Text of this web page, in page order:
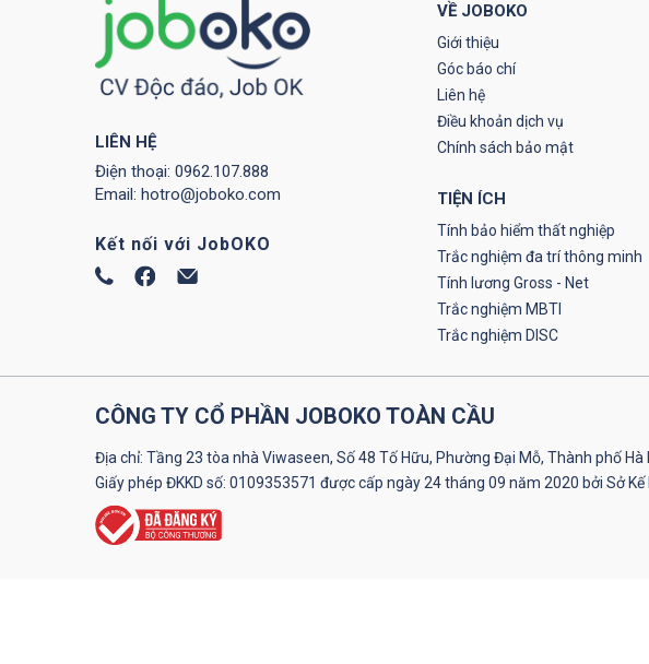
LIÊN HỆ
Điện thoại: 0962.107.888
Email: hotro@joboko.com
Kết nối với JobOKO
VỀ JOBOKO
Giới thiệu
Góc báo chí
Liên hệ
Điều khoản dịch vụ
Chính sách bảo mật
TIỆN ÍCH
Tính bảo hiểm thất nghiệp
Trắc nghiệm đa trí thông minh
Tính lương Gross - Net
Trắc nghiệm MBTI
Trắc nghiệm DISC
CÔNG TY CỔ PHẦN JOBOKO TOÀN CẦU
Địa chỉ: Tầng 23 tòa nhà Viwaseen, Số 48 Tố Hữu, Phường Đại Mỗ, Thành phố Hà
Giấy phép ĐKKD số: 0109353571 được cấp ngày 24 tháng 09 năm 2020 bởi Sở